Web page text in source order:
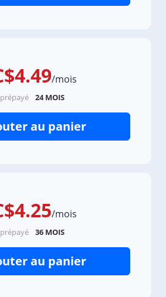
/mois
prépayé 24 MOIS
au panier
/mois
prépayé 36 MOIS
au panier